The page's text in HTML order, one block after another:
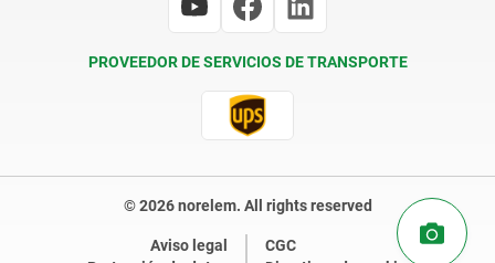
PROVEEDOR DE SERVICIOS DE TRANSPORTE
© 2026 norelem. All rights reserved
Aviso legal
CGC